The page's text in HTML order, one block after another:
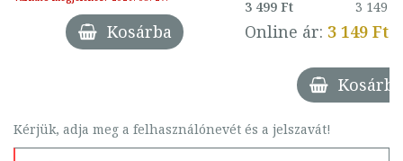
Kosárba
3 499 Ft 3 149 Ft
Online ár: 3 149 Ft
Kosárba
Kérjük, adja meg a felhasználónevét és a jelszavát!